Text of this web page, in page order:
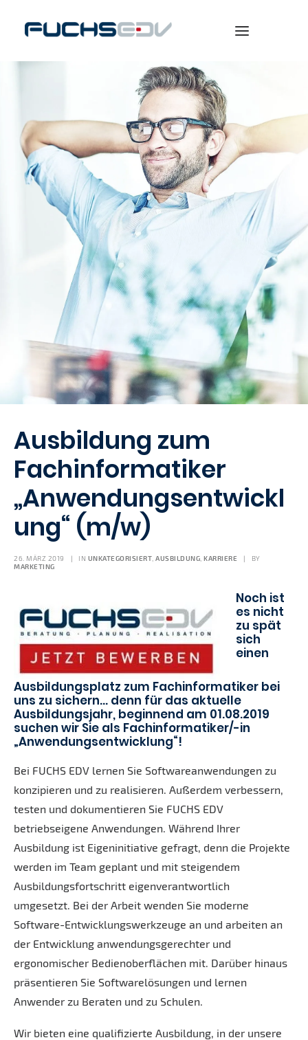
ONLINESHOP
BERATUNG
NEWS
UNTERNEHMEN
KARRIERE
SEARCH
Ausbildung zum
Fachinformatiker
„Anwendungsentwickl
ung“ (m/w)
26. MÄRZ 2019 | IN UNKATEGORISIERT AUSBILDUNG KARRIERE |
BY
MARKETING
Noch ist
es nicht
zu spät
sich
einen
Ausbildungsplatz zum Fachinformatiker bei
uns zu sichern… denn für das aktuelle
Ausbildungsjahr, beginnend am 01.08.2019
suchen wir Sie als Fachinformatiker/-in
„Anwendungsentwicklung“!
Bei FUCHS EDV lernen Sie Softwareanwendungen zu
konzipieren und zu realisieren. Außerdem verbessern,
testen und dokumentieren Sie FUCHS EDV
betriebseigene Anwendungen. Während Ihrer
Ausbildung ist Eigeninitiative gefragt, denn die Projekte
werden im Team geplant und mit steigendem
Ausbildungsfortschritt eigenverantwortlich
umgesetzt. Bei der Arbeit wenden Sie moderne
Software-Entwicklungswerkzeuge an und arbeiten an
der Entwicklung anwendungsgerechter und
ergonomischer Bedienoberflächen mit. Darüber hinaus
präsentieren Sie Softwarelösungen und lernen
Anwender zu Beraten und zu Schulen.
Wir bieten eine qualifizierte Ausbildung, in der unsere